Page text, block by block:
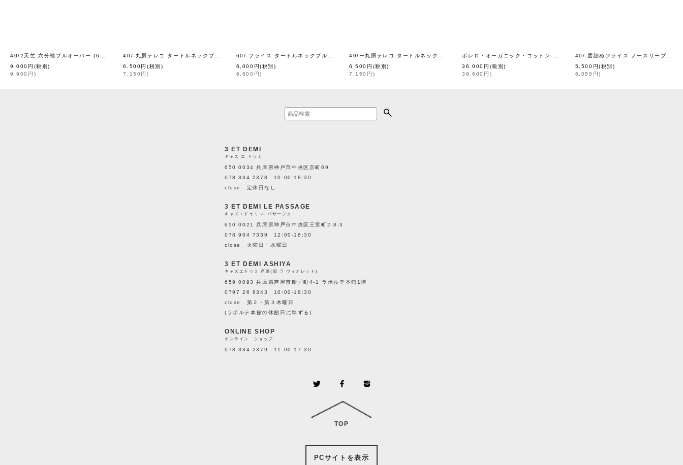
[homspun]
9,000 円 (税別)
9,900 円 )
[homspun]
6,500円 (税別)
7,150 円 )
[homspun ]
6,000 円(税別)
6,600 円)
[ homspun]
6,500 円 (税別)
7,150 円 )
[eb.a.gos]
36,000 円 (税別)
39,600 円 )
5,500 円(税別)
6,050 円)
3 ET DEMI
キャズ エ ドゥミ
650 0034 兵庫県神戸市中央区京町69
078 334 2378 10:00-18:30
close 定休日なし
3 ET DEMI LE PASSAGE
キャズエドゥミ ル パサージュ
650 0021 兵庫県神戸市中央区三宮町2-8-3
078 904 7339 12:00-18:30
close 火曜日・水曜日
3 ET DEMI ASHIYA
キャズエドゥミ 芦屋(旧 ラ ヴィオレット)
659 0093 兵庫県芦屋市船戸町4-1 ラポルテ本館1階
0797 26 6343 10:00-18:30
close 第２・第３木曜日
(ラポルテ本館の休館日に準ずる)
ONLINE SHOP
オンライン ショップ
078 334 2379 11:00-17:30
TOP
PCサイトを表示